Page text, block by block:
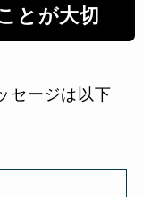
とが大切
セージは以下